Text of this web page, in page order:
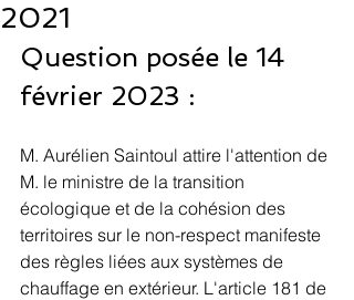
2021
Question posée le 14
février 2023 :
M. Aurélien Saintoul attire l'attention de
M. le ministre de la transition
écologique et de la cohésion des
territoires sur le non-respect manifeste
des règles liées aux systèmes de
chauffage en extérieur. L'article 181 de